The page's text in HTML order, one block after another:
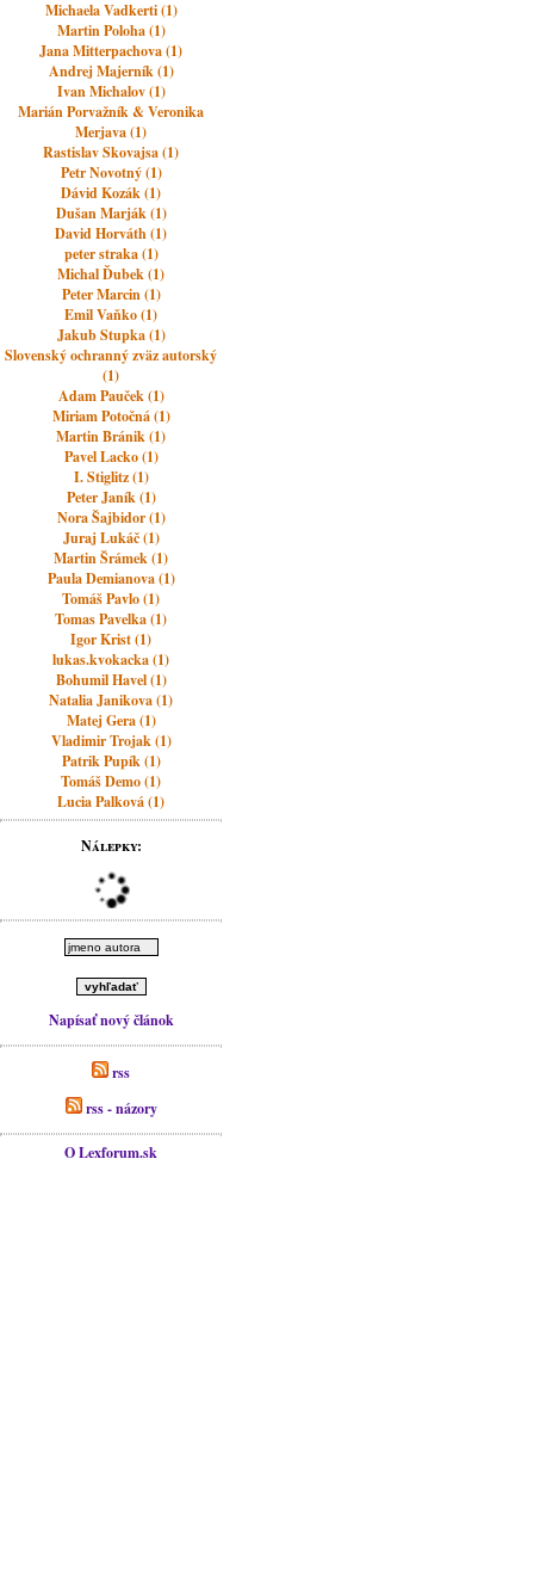
Michaela Vadkerti (1)
Martin Poloha (1)
Jana Mitterpachova (1)
Andrej Majerník (1)
Ivan Michalov (1)
Marián Porvažník & Veronika
Merjava (1)
Rastislav Skovajsa (1)
Petr Novotný (1)
Dávid Kozák (1)
Dušan Marják (1)
David Horváth (1)
peter straka (1)
Michal Ďubek (1)
Peter Marcin (1)
Emil Vaňko (1)
Jakub Stupka (1)
Slovenský ochranný zväz autorský
(1)
Adam Pauček (1)
Miriam Potočná (1)
Martin Bránik (1)
Pavel Lacko (1)
I. Stiglitz (1)
Peter Janík (1)
Nora Šajbidor (1)
Juraj Lukáč (1)
Martin Šrámek (1)
Paula Demianova (1)
Tomáš Pavlo (1)
Tomas Pavelka (1)
Igor Krist (1)
lukas.kvokacka (1)
Bohumil Havel (1)
Natalia Janikova (1)
Matej Gera (1)
Vladimir Trojak (1)
Patrik Pupík (1)
Tomáš Demo (1)
Lucia Palková (1)
Nálepky:
Napísať nový článok
rss
rss - názory
O Lexforum.sk